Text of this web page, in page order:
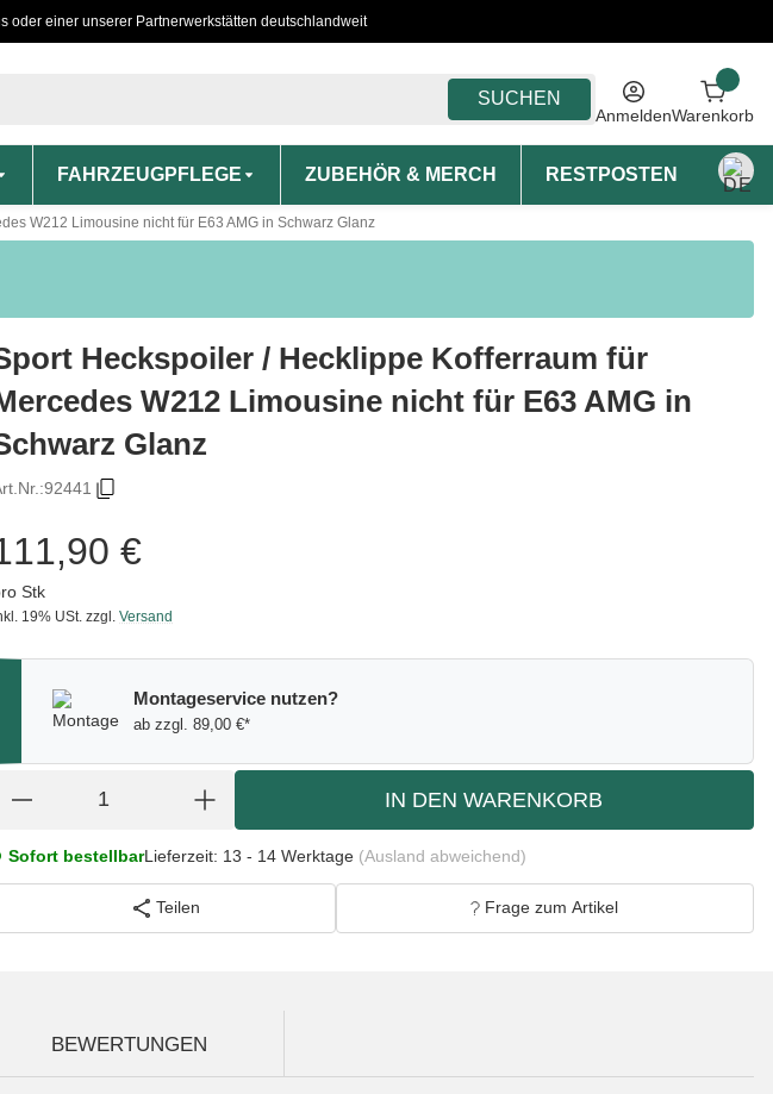
oder einer unserer Partnerwerkstätten deutschlandweit
SUCHEN
AnmeldenWarenkorb
FAHRZEUGPFLEGE ZUBEHÖR & MERCH RESTPOSTEN
W212 Limousine nicht für E63 AMG in Schwarz Glanz
Heckspoiler / Hecklippe Kofferraum für
W212 Limousine nicht für E63 AMG in
Glanz
92441
€
Stk
19% USt. zzgl. Versand
Montageservice nutzen?
ab zzgl. 89,00 €*
IN DEN WARENKORB
Sofort bestellbarLieferzeit: 13 - 14 Werktage (Ausland abweichend)
Teilen Frage zum Artikel
BEWERTUNGEN